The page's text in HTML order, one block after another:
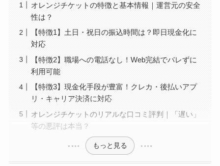
オレンジチケットの特徴と基本情報｜運営元の安全
性は？
【特徴1】土日・祝日の振込時間は？即日現金化に
対応
【特徴2】職場への電話なし！Web完結でバレずに
利用可能
【特徴3】現金化手段が豊富！クレカ・後払いアプ
リ・キャリア決済に対応
オレンジチケットのリアルな口コミ評判｜「遅い」
等の悪評は本当？
もっと見る